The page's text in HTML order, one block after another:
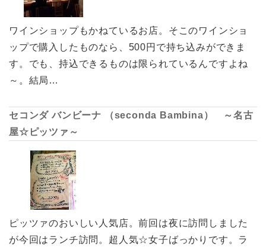
ワインショップもかねているお店。そこのワインショ
ップで購入したものなら、500円で持ち込みができま
す。でも、持込できるものは限られているんですよね
～。結局…
セコンダ バンビーナ （seconda Bambina） ～名古
屋☆ピッツァ～
ピッツァのおいしい人気店。前回は夜に訪問しました
が今回はランチ訪問。超人気☆女子ばっかりです。ラ